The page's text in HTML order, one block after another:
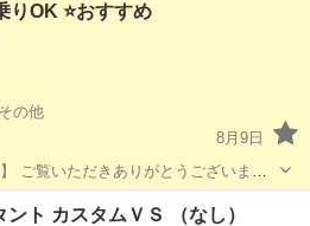
...
りOK ⭐おすすめ
その他
8月9日
ま
ネイキッド
ント カスタムＶＳ （なし）